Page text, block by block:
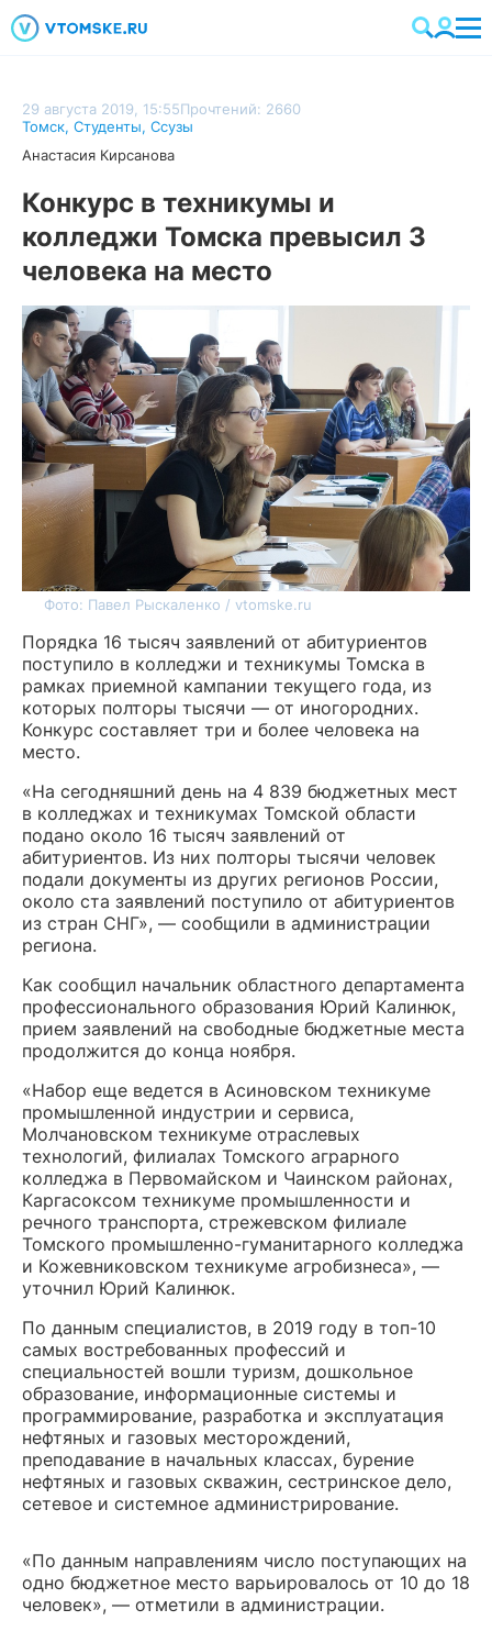
29 августа 2019, 15:55Прочтений: 2660
Томск, Студенты, Ссузы
Анастасия Кирсанова
Конкурс в техникумы и
колледжи Томска превысил 3
человека на место
Фото: Павел Рыскаленко / vtomske.ru
Порядка 16 тысяч заявлений от абитуриентов
поступило в колледжи и техникумы Томска в
рамках приемной кампании текущего года, из
которых полторы тысячи — от иногородних.
Конкурс составляет три и более человека на
место.
«На сегодняшний день на 4 839 бюджетных мест
в колледжах и техникумах Томской области
подано около 16 тысяч заявлений от
абитуриентов. Из них полторы тысячи человек
подали документы из других регионов России,
около ста заявлений поступило от абитуриентов
из стран СНГ», — сообщили в администрации
региона.
Как сообщил начальник областного департамента
профессионального образования Юрий Калинюк,
прием заявлений на свободные бюджетные места
продолжится до конца ноября.
«Набор еще ведется в Асиновском техникуме
промышленной индустрии и сервиса,
Молчановском техникуме отраслевых
технологий, филиалах Томского аграрного
колледжа в Первомайском и Чаинском районах,
Каргасоксом техникуме промышленности и
речного транспорта, стрежевском филиале
Томского промышленно-гуманитарного колледжа
и Кожевниковском техникуме агробизнеса», —
уточнил Юрий Калинюк.
По данным специалистов, в 2019 году в топ-10
самых востребованных профессий и
специальностей вошли туризм, дошкольное
образование, информационные системы и
программирование, разработка и эксплуатация
нефтяных и газовых месторождений,
преподавание в начальных классах, бурение
нефтяных и газовых скважин, сестринское дело,
сетевое и системное администрирование.
«По данным направлениям число поступающих на
одно бюджетное место варьировалось от 10 до 18
человек», — отметили в администрации.